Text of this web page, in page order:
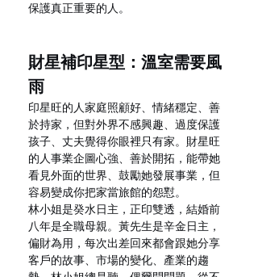
保護真正重要的人。
財星補印星型：溫室需要風
雨
印星旺的人家庭照顧好、情緒穩定、善
於持家，但對外界不感興趣、過度保護
孩子、丈夫覺得你眼裡只有家。財星旺
的人事業企圖心強、善於開拓，能帶她
看見外面的世界、鼓勵她發展事業，但
容易變成你把家當旅館的怨懟。
林小姐是癸水日主，正印雙透，結婚前
八年是全職母親。黃先生是辛金日主，
偏財為用，每次出差回來都會跟她分享
客戶的故事、市場的變化、產業的趨